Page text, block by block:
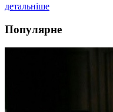
детальніше
Популярне